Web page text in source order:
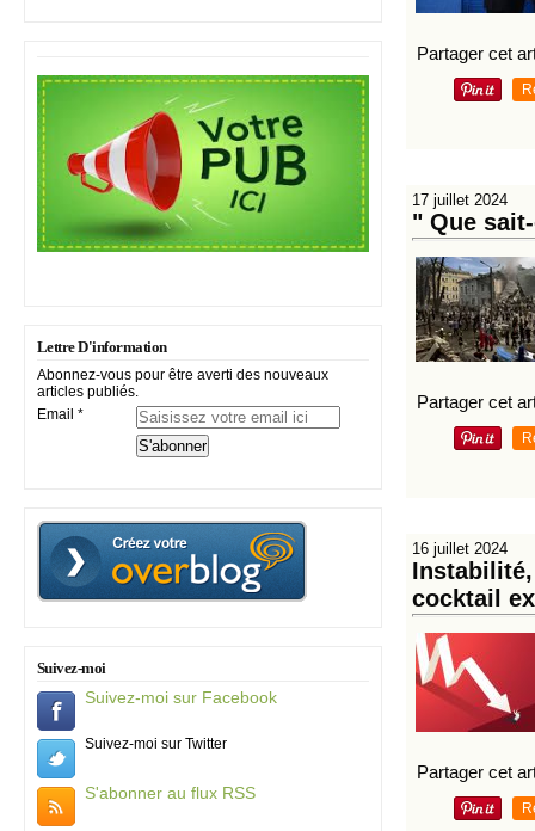
Lettre D'information
Abonnez-vous pour être averti des nouveaux
articles publiés.
Email
Suivez-moi
Suivez-moi sur Facebook
Suivez-moi sur Twitter
S'abonner au flux RSS
Partager cet
17 juillet 2024
" Que
Partager cet
16 juillet 2024
cocktail
Partager cet